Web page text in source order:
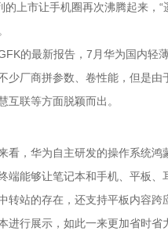
的上市让手机圈再次沸腾起来，
的最新报告，7月华为国内轻
少厂商拼参数、卷性能，但是
互联等方面脱颖而出。
看，华为自主研发的操作系统鸿
端能够让笔记本和手机、平板、
转站的存在，还支持平板内容
进行展示，如此一来更加省时省